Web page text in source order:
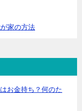
家の方法
お金持ち？何のた